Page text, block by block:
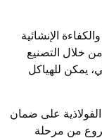
الإنشائية
خلال التصنيع
يمكن للهياكل
على ضمان
من مرحلة